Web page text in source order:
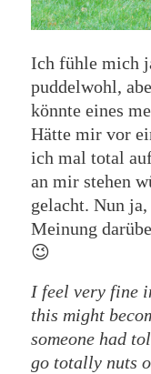
Ich fühle mich
puddelwohl,
könnte eines
Hätte mir vor
ich mal total
an mir stehen
gelacht. Nun
Meinung
😉
I feel very fine
this might
someone had
go totally nuts